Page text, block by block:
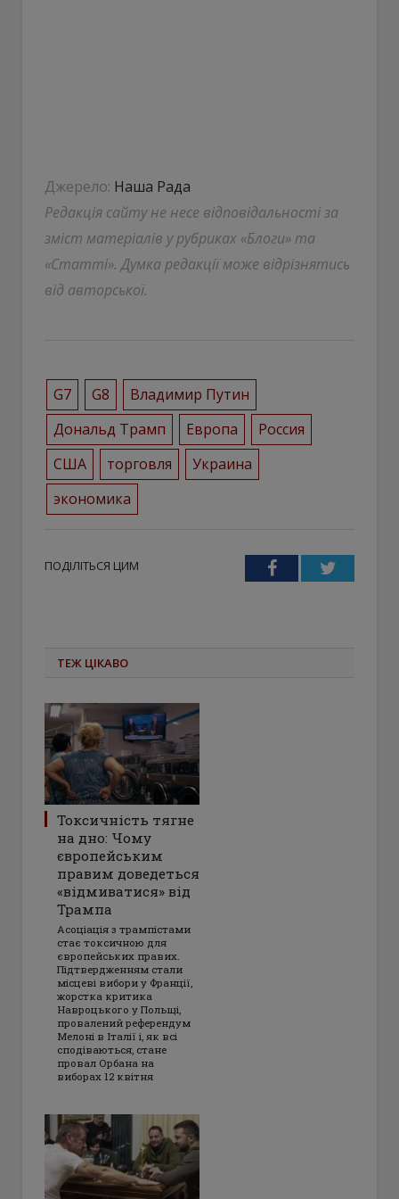
Джерело: Наша Рада
Редакція сайту не несе відповідальності за
зміст матеріалів у рубриках «Блоги» та
«Статті». Думка редакції може відрізнятись
від авторської.
G7 G8
Владимир Путин
Дональд Трамп
Европа
Россия
США
торговля
Украина
экономика
ПОДІЛІТЬСЯ ЦИМ FacebookTwitter
ТЕЖ ЦІКАВО
Токсичність тягне
на дно: Чому
європейським
правим доведеться
«відмиватися» від
Трампа
Асоціація з трампістами
стає токсичною для
європейських правих.
Підтвердженням стали
місцеві вибори у Франції,
жорстка критика
Навроцького у Польщі,
провалений референдум
Мелоні в Італії і, як всі
сподіваються, стане
провал Орбана на
виборах 12 квітня